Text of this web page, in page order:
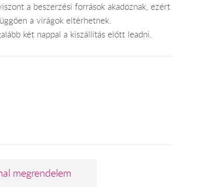
a beszerzési források akadoznak, ezért
a virágok eltérhetnek.
két nappal a kiszállítás előtt leadni.
megrendelem